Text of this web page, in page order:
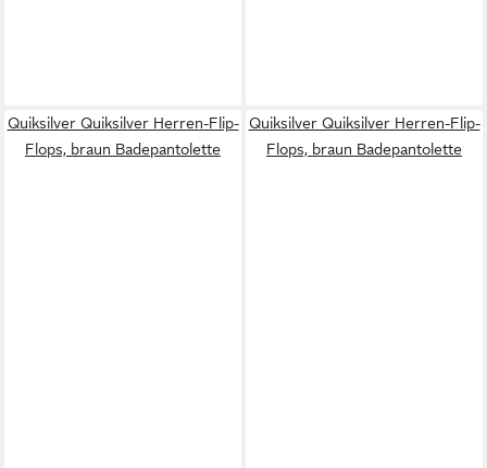
Quiksilver Quiksilver Herren-Flip-
Flops, braun Badepantolette
Quiksilver Quiksilver Herren-Flip-
Flops, braun Badepantolette